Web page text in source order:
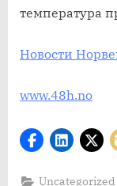
температура
Новости
www.48h.no
Uncategorized